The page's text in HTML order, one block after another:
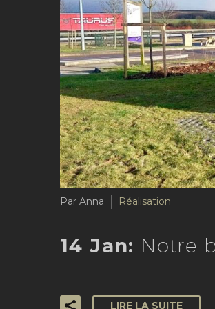
Par Anna Réalisation
14 Jan: Notre
LIRE LA SUITE